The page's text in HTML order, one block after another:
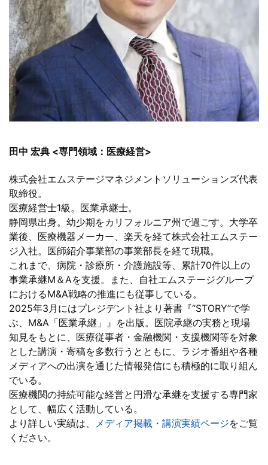
田中 宏典 <専門領域：医療経営>
株式会社エムステージマネジメントソリューションズ代表
取締役。
医療経営士1級。医業承継士。
静岡県出身。幼少期をカリフォルニア州で過ごす。大学卒
業後、医療機器メーカー、楽天を経て株式会社エムステー
ジ入社。医師紹介事業部の事業部長を経て現職。
これまで、病院・診療所・介護施設等、累計70件以上の
事業承継M＆Aを支援。また、自社エムステージグループ
におけるM&A戦略の推進にも従事している。
2025年3月にはプレジデント社より著書『“STORY”で学
ぶ、M&A「医業承継」』を出版。医院承継の実務と現場
知見をもとに、医療従事者・金融機関・支援機関等を対象
とした講演・寄稿を多数行うとともに、ラジオ番組や各種
メディアへの出演を通じた情報発信にも積極的に取り組ん
でいる。
医療機関の持続可能な経営と円滑な承継を支援する専門家
として、幅広く活動している。
より詳しい実績は、 メディア掲載・講演実績ページをご覧
ください。